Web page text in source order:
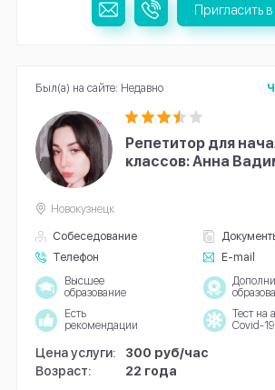
Пригласить
Репетитор для
классов: Анна
Собеседование
Телефон
E-mail
Новокузнецк
Высшее
образование
Есть
рекомендации
Тест на
Covid-19
Цена услуги:
300 руб/час
Возраст:
22 года
Был(а) на сайте: Недавно